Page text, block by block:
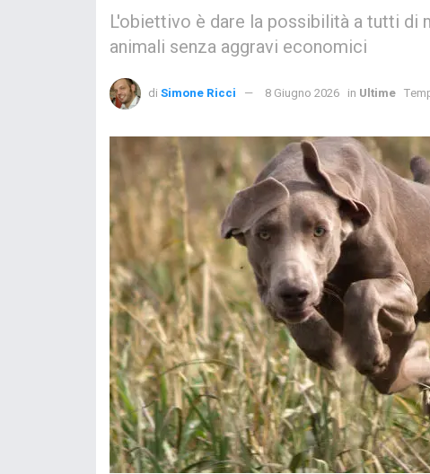
L'obiettivo è dare la possibilità a tutti
animali senza aggravi economici
di Simone Ricci 8 Giugno 2026 in Ultime